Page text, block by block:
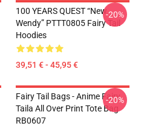
100 YEARS QUEST “New
Wendy” PTTT0805 Fairy Tail
Hoodies
39,51 € - 45,95 €
-20%
Fairy Tail Bags - Anime Fairy
Taila All Over Print Tote Bag
RB0607
-20%